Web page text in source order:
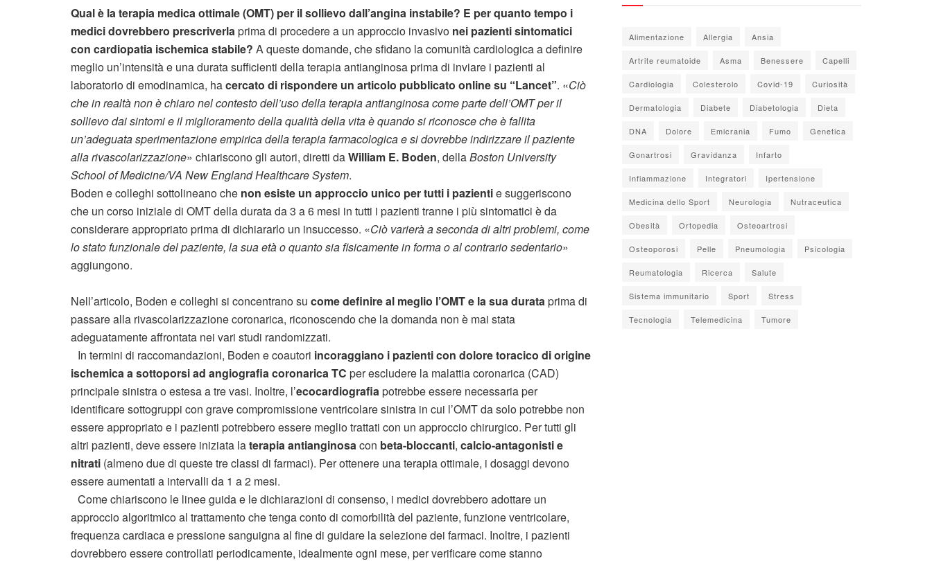
Qual è la terapia medica ottimale (OMT) per il sollievo dall’angina instabile? E per quanto tempo i
medici dovrebbero prescriverlaprima di procedere a un approccio invasivo nei pazienti sintomatici
con cardiopatia ischemica stabile? A queste domande, che sfidano la comunità cardiologica a definire
meglio un’intensità e una durata sufficienti della terapia antianginosa prima di inviare i pazienti al
laboratorio di emodinamica, hacercato di rispondere un articolo pubblicato online su “Lancet”. «Ciò
che in realtà non è chiaro nel contesto dell’uso della terapia antianginosa come parte dell’OMT per il
sollievo dai sintomi e il miglioramento della qualità della vita è quando si riconosce che è fallita
un’adeguata sperimentazione empirica della terapia farmacologica e si dovrebbe indirizzare il paziente
alla rivascolarizzazione» chiariscono gli autori, diretti daWilliam E. Boden, dellaBoston University
School of Medicine/VA New England Healthcare System.
Boden e colleghi sottolineano che non esiste un approccio unico per tutti i pazientie suggeriscono
che un corso iniziale di OMT della durata da 3 a 6 mesi in tutti i pazienti tranne i più sintomatici è da
considerare appropriato prima di dichiararlo un insuccesso. «Ciò varierà a seconda di altri problemi, come
lo stato funzionale del paziente, la sua età o quanto sia fisicamente in forma o al contrario sedentario»
aggiungono.
Nell’articolo, Boden e colleghi si concentrano su come definire al meglio l’OMT e la sua durataprima di
passare alla rivascolarizzazione coronarica, riconoscendo che la domanda non è mai stata
adeguatamente affrontata nei vari studi randomizzati.
In termini di raccomandazioni, Boden e coautori incoraggiano i pazienti con dolore toracico di origine
ischemica a sottoporsi ad angiografia coronarica TC per escludere la malattia coronarica (CAD)
principale sinistra o estesa a tre vasi. Inoltre, l’ecocardiografiapotrebbe essere necessaria per
identificare sottogruppi con grave compromissione ventricolare sinistra in cui l’OMT da solo potrebbe non
essere appropriato e i pazienti potrebbero essere meglio trattati con un approccio chirurgico. Per tutti gli
altri pazienti, deve essere iniziata laterapia antianginosacon beta-bloccanti, calcio-antagonisti e
nitrati (almeno due di queste tre classi di farmaci). Per ottenere una terapia ottimale, i dosaggi devono
essere aumentati a intervalli da 1 a 2 mesi.
Come chiariscono le linee guida e le dichiarazioni di consenso, i medici dovrebbero adottare un
approccio algoritmico al trattamento che tenga conto di comorbilità del paziente, funzione ventricolare,
frequenza cardiaca e pressione sanguigna al fine di guidare la selezione dei farmaci. Inoltre, i pazienti
dovrebbero essere controllati periodicamente, idealmente ogni mese, per verificare come stanno
Alimentazione Allergia Ansia
Artrite reumatoide Asma Benessere Capelli
Cardiologia Colesterolo Covid-19 Curiosità
Dermatologia Diabete Diabetologia Dieta
DNA Dolore Emicrania Fumo Genetica
Gonartrosi Gravidanza Infarto
Infiammazione Integratori Ipertensione
Medicina dello Sport Neurologia Nutraceutica
Obesità Ortopedia Osteoartrosi
Osteoporosi Pelle Pneumologia Psicologia
Reumatologia Ricerca Salute
Sistema immunitario Sport Stress
Tecnologia Telemedicina Tumore